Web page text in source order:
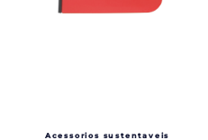
Acessorios sustentaveis